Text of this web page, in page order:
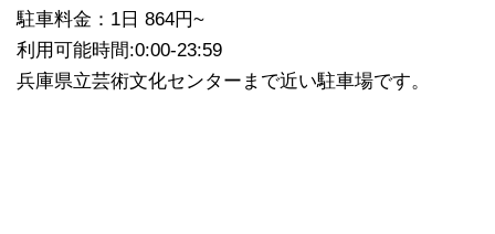
駐車料金：1日 864円~
利用可能時間:0:00-23:59
兵庫県立芸術文化センターまで近い駐車場です。